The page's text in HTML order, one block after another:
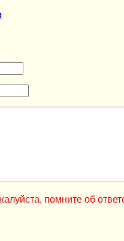
помните об